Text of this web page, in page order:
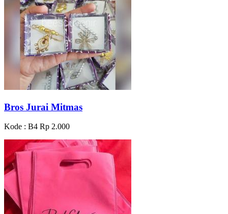
Bros Jurai Mitmas
Kode : B4 Rp 2.000